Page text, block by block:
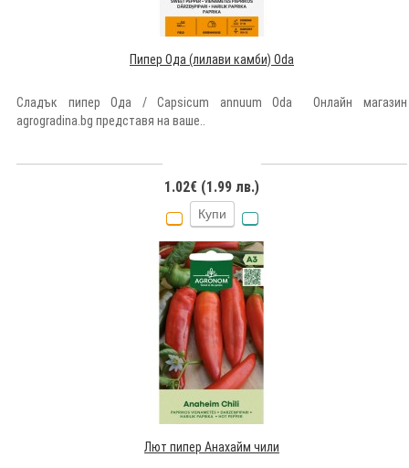
Пипер Ода (лилави камби) Oda
Сладък пипер Ода / Capsicum annuum Oda Онлайн магазин
agrogradina.bg представя на ваше..
1.02€ (1.99 лв.)
Купи
Лют пипер Анахайм чили